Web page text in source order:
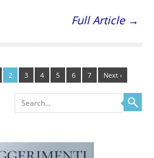
Full Article →
2 3 4 5 6 7
Next ›
Search